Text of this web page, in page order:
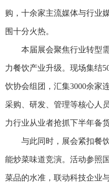
购，十余家主流媒体与行业
围十分火热。
本届展会聚焦行业转型需
力餐饮产业升级。现场集结
饮协会组团，汇集3000余家
采购、研发、管理等核心人
力行业从业者抢抓下半年备
与此同时，展会紧扣餐饮
能炒菜味道竞演。活动参照
菜品的水准，联动科技企业